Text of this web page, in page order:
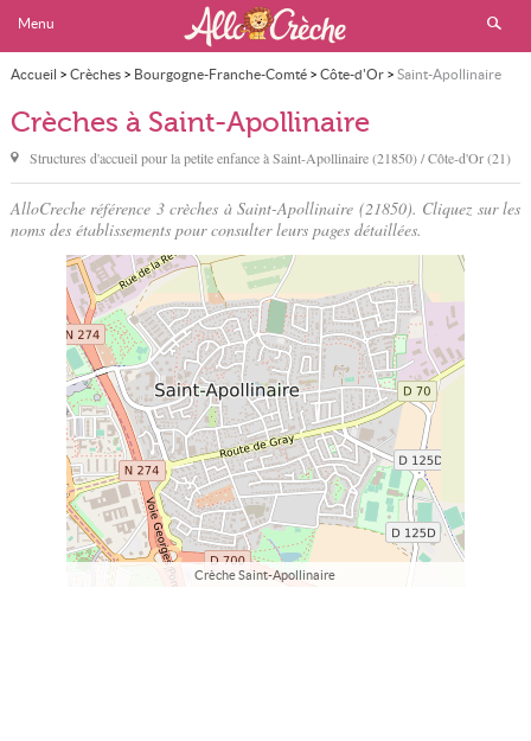
Menu
Accueil > Crèches> Bourgogne-Franche-Comté> Côte-d'Or> Saint-Apollinaire
Crèches à Saint-Apollinaire
Structures d'accueil pour la petite enfance àSaint-Apollinaire(21850) / Côte-d'Or (21)
AlloCreche référence 3 crèches à Saint-Apollinaire (21850). Cliquez sur les
noms des établissements pour consulter leurs pages détaillées.
Crèche Saint-Apollinaire